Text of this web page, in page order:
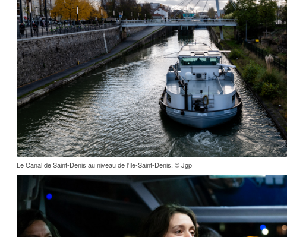
Le Canal de Saint-Denis au niveau de l’Ile-Saint-Denis. © Jgp